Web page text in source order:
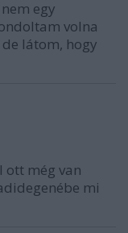
egy
volna
de látom, hogy
ott még van
mi